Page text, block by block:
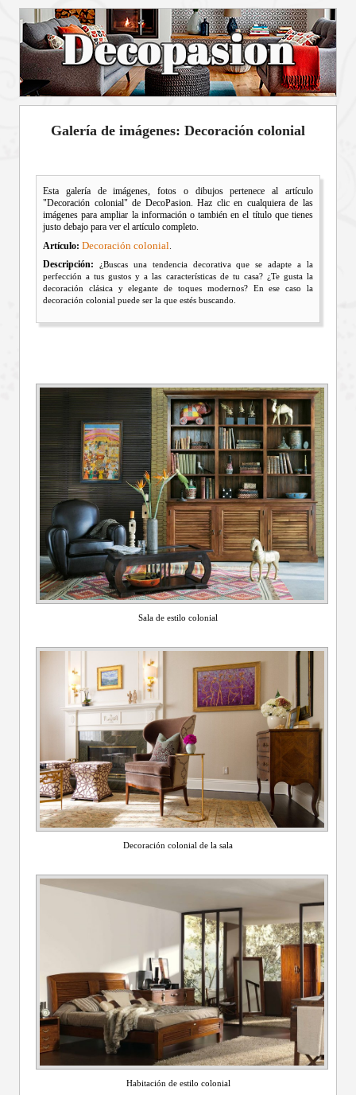
Galería de imágenes: Decoración colonial
Esta galería de imágenes, fotos o dibujos pertenece al artículo
"Decoración colonial" de DecoPasion. Haz clic en cualquiera de las
imágenes para ampliar la información o también en el título que tienes
justo debajo para ver el artículo completo.
Artículo: Decoración colonial.
Descripción:
¿Buscas una tendencia decorativa que se adapte a la
perfección a tus gustos y a las características de tu casa? ¿Te gusta la
decoración clásica y elegante de toques modernos? En ese caso la
decoración colonial puede ser la que estés buscando.
Sala de estilo colonial
Decoración colonial de la sala
Habitación de estilo colonial